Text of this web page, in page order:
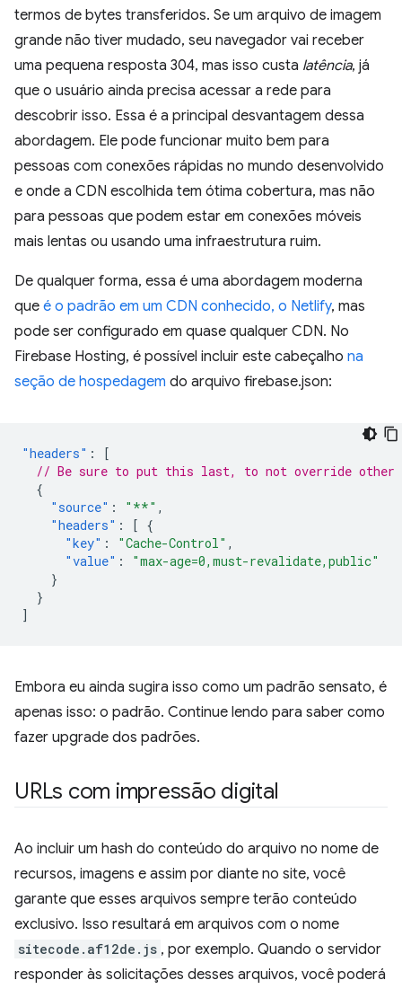
termos de bytes transferidos. Se um arquivo de imagem
grande não tiver mudado, seu navegador vai receber
uma pequena resposta 304, mas isso custa latência, já
que o usuário ainda precisa acessar a rede para
descobrir isso. Essa é a principal desvantagem dessa
abordagem. Ele pode funcionar muito bem para
pessoas com conexões rápidas no mundo desenvolvido
e onde a CDN escolhida tem ótima cobertura, mas não
para pessoas que podem estar em conexões móveis
mais lentas ou usando uma infraestrutura ruim.
De qualquer forma, essa é uma abordagem moderna
que é o padrão em um CDN conhecido, o Netlify, mas
pode ser configurado em quase qualquer CDN. No
Firebase Hosting, é possível incluir este cabeçalho na
seção de hospedagem do arquivo firebase.json:
"headers" :
[
// Be sure to put this last, to not override other
{
"source" : "**" ,
"headers" : [ {
"key" : "Cache-Control" ,
"value" :
"max-age=0,must-revalidate,public"
}
}
]
Embora eu ainda sugira isso como um padrão sensato, é
apenas isso: o padrão. Continue lendo para saber como
fazer upgrade dos padrões.
URLs com impressão digital
Ao incluir um hash do conteúdo do arquivo no nome de
recursos, imagens e assim por diante no site, você
garante que esses arquivos sempre terão conteúdo
exclusivo. Isso resultará em arquivos com o nome
sitecode.af12de.js , por exemplo. Quando o servidor
responder às solicitações desses arquivos, você poderá